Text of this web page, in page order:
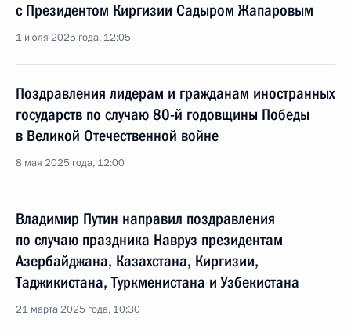
с Президентом Киргизии Садыром Жапаровым
1 июля 2025 года, 12:05
Поздравления лидерам и гражданам иностранных
государств по случаю 80-й годовщины Победы
в Великой Отечественной войне
8 мая 2025 года, 12:00
Владимир Путин направил поздравления
по случаю праздника Навруз президентам
Азербайджана, Казахстана, Киргизии,
Таджикистана, Туркменистана и Узбекистана
21 марта 2025 года, 10:30